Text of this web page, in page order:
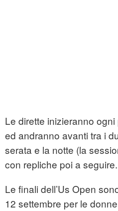
Le dirette inizieranno
ed andranno avanti tra i
serata e la notte (la
con repliche poi a seguire.
Le finali dell’Us Open
12 settembre per le